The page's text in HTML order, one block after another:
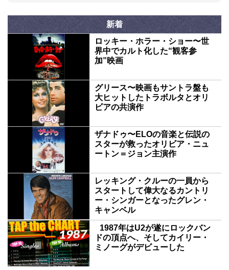
新着
ロッキー・ホラー・ショー〜世
界中でカルト化した“観客参
加”映画
グリース〜映画もサントラ盤も
大ヒットしたトラボルタとオリ
ビアの共演作
ザナドゥ〜ELOの音楽と伝説の
スターが救ったオリビア・ニュ
ートン＝ジョン主演作
レッキング・クルーの一員から
スタートして偉大なるカントリ
ー・シンガーとなったグレン・
キャンベル
1987年はU2が遂にロックバン
ドの頂点へ、そしてカイリー・
ミノーグがデビューした